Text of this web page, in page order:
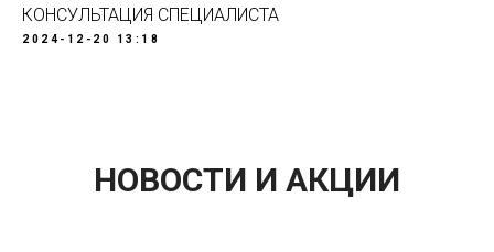
КОНСУЛЬТАЦИЯ СПЕЦИАЛИСТА
2024-12-20 13:18
НОВОСТИ И АКЦИИ